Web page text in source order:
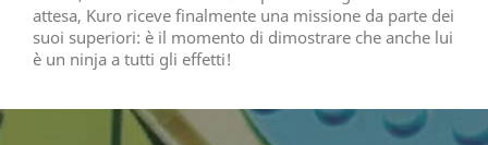
attesa, Kuro riceve finalmente una missione da parte dei
suoi superiori: è il momento di dimostrare che anche lui
è un ninja a tutti gli effetti!